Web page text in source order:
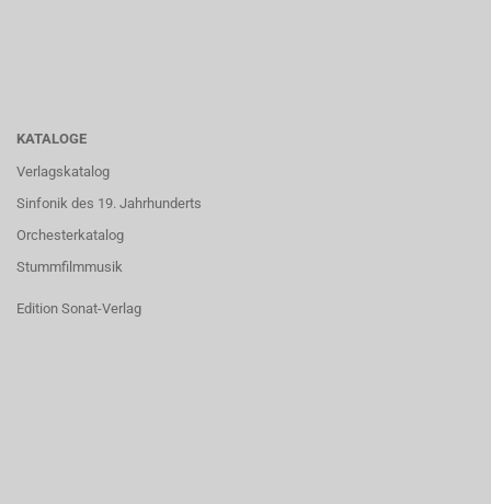
KATALOGE
Verlagskatalog
Sinfonik des 19. Jahrhunderts
Orchesterkatalog
Stummfilmmusik
Edition Sonat-Verlag